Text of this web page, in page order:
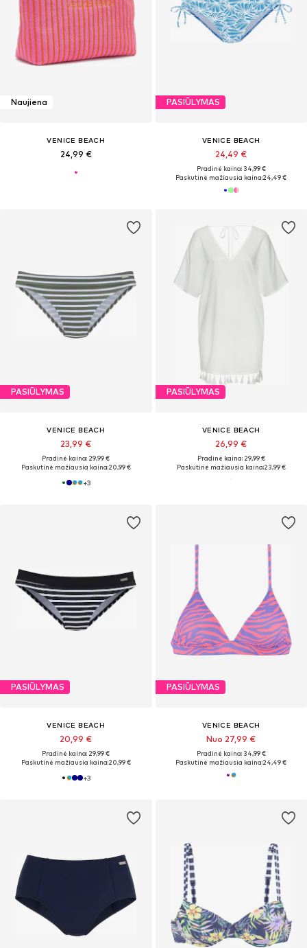
Naujiena
VENICE BEACH
24,99 €
PASIŪLYMAS
VENICE BEACH
24,49 €
Pradinė kaina: 34,99 €
Paskutinė mažiausia kaina:24,49 €
PASIŪLYMAS
VENICE BEACH
23,99 €
Pradinė kaina: 29,99 €
Paskutinė mažiausia kaina:20,99 €
+3
PASIŪLYMAS
VENICE BEACH
26,99 €
Pradinė kaina: 29,99 €
Paskutinė mažiausia kaina:23,99 €
PASIŪLYMAS
VENICE BEACH
20,99 €
Pradinė kaina: 29,99 €
Paskutinė mažiausia kaina:20,99 €
+3
PASIŪLYMAS
VENICE BEACH
Nuo 27,99 €
Pradinė kaina: 34,99 €
Paskutinė mažiausia kaina:24,49 €